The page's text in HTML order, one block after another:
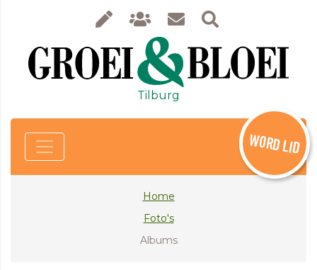
Tilburg
WORD LID
Home
Foto's
Albums